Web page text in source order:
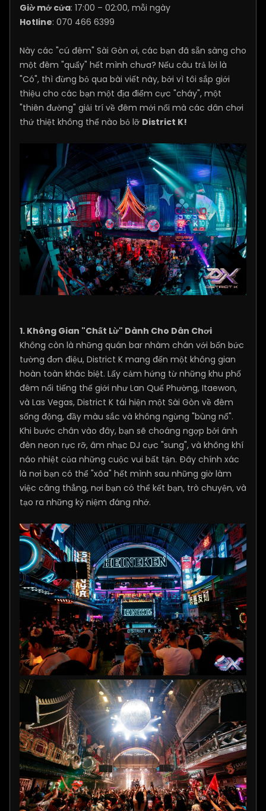
Giờ mở cửa: 17:00 – 02:00, mỗi ngày
Hotline: 070 466 6399
Này các "cú đêm" Sài Gòn ơi, các bạn đã sẵn sàng cho
một đêm "quẩy" hết mình chưa? Nếu câu trả lời là
"Có", thì đừng bỏ qua bài viết này, bởi vì tôi sắp giới
thiệu cho các bạn một địa điểm cực "cháy", một
"thiên đường" giải trí về đêm mới nổi mà các dân chơi
thứ thiệt không thể nào bỏ lỡ District K!
1. Không Gian "Chất Lừ" Dành Cho Dân Chơi
Không còn là những quán bar nhàm chán với bốn bức
tường đơn điệu, District K mang đến một không gian
hoàn toàn khác biệt. Lấy cảm hứng từ những khu phố
đêm nổi tiếng thế giới như Lan Quế Phường, Itaewon,
và Las Vegas, District K tái hiện một Sài Gòn về đêm
sống động, đầy màu sắc và không ngừng "bùng nổ".
Khi bước chân vào đây, bạn sẽ choáng ngợp bởi ánh
đèn neon rực rỡ, âm nhạc DJ cực "sung", và không khí
náo nhiệt của những cuộc vui bất tận. Đây chính xác
là nơi bạn có thể "xõa" hết mình sau những giờ làm
việc căng thẳng, nơi bạn có thể kết bạn, trò chuyện, và
tạo ra những kỷ niệm đáng nhớ.